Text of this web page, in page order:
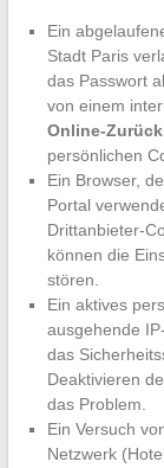
Ein
Stadt Paris
das Passwort
von einem
Online-
persönlichen
Ein Browser,
Portal
Drittanbieter-
können die
stören.
Ein aktives
ausgehende
das
Deaktivieren
das Problem.
Ein Versuch
Netzwerk